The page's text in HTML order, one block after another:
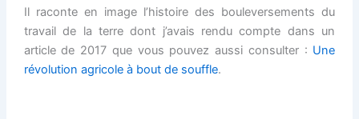
Il raconte en image l’histoire des bouleversements du
travail de la terre dont j’avais rendu compte dans un
article de 2017 que vous pouvez aussi consulter : Une
révolution agricole à bout de souffle.